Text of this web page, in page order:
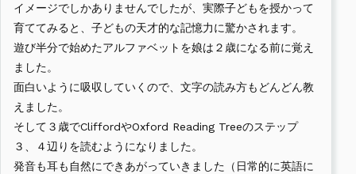
イメージでしかありませんでしたが、実際子どもを授かって
育ててみると、子どもの天才的な記憶力に驚かされます。
遊び半分で始めたアルファベットを娘は２歳になる前に覚え
ました。
面白いように吸収していくので、文字の読み方もどんどん教
えました。
そして３歳でCliffordやOxford Reading Treeのステップ
３、４辺りを読むようになりました。
発音も耳も自然にできあがっていきました（日常的に英語に